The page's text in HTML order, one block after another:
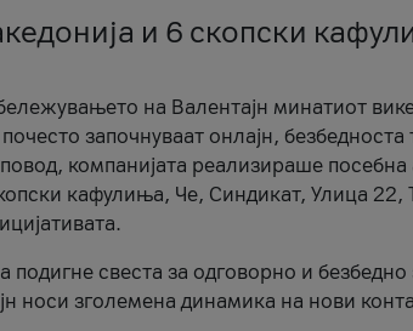
и 6 скопски
на Валентајн минатиот
започнуваат онлајн,
компанијата реализираше
кафулиња, Че, Синдикат, Улица 22,
подигне свеста за одговорно и
носи зголемена динамика на нови